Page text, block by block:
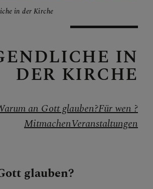
in der Kirche
IN
DER KIRCHE
an Gott glauben?Für wen ?
MitmachenVeranstaltungen
glauben?